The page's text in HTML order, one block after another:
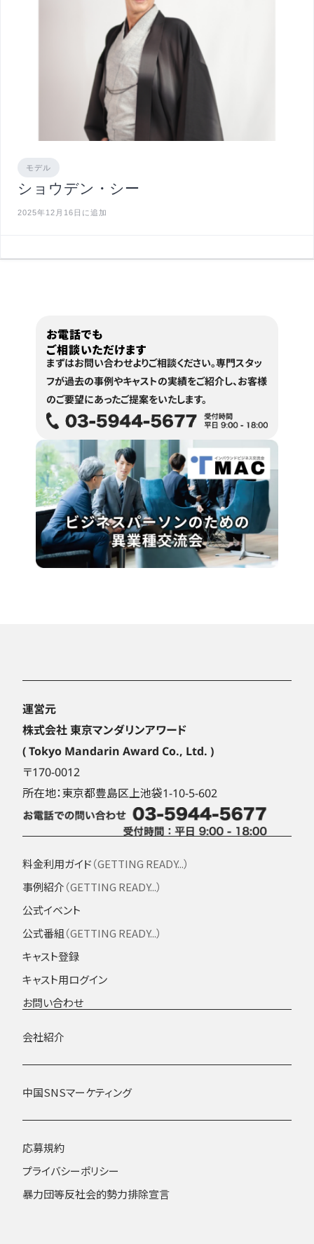
モデル
ショウデン・シー
2025年12月16日に追加
お電話でも
ご相談いただけます
まずはお問い合わせよりご相談ください。専門スタッ
フが過去の事例やキャストの実績をご紹介し、お客様
のご要望にあったご提案をいたします。
運営元
株式会社 東京マンダリンアワード
( Tokyo Mandarin Award Co., Ltd. )
〒170-0012
所在地：東京都豊島区上池袋1-10-5-602
料金利用ガイド（GETTING READY...）
事例紹介（GETTING READY...）
公式イベント
公式番組（GETTING READY...）
キャスト登録
キャスト用ログイン
お問い合わせ
会社紹介
中国SNSマーケティング
応募規約
プライバシーポリシー
暴力団等反社会的勢力排除宣言